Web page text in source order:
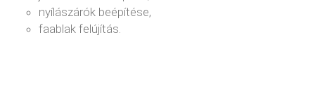
nyílászárók beépítése,
faablak felújítás.